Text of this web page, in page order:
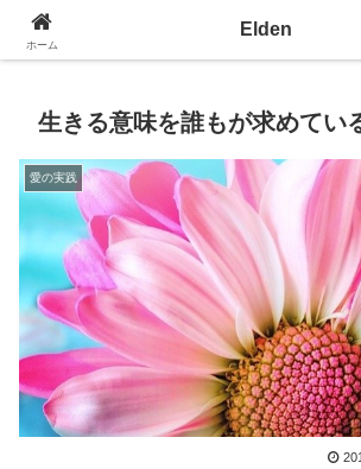
光の園エルデン - 地球を愛の星
生きる意味を誰もが求めてい
愛の実践
ホーム
Elden